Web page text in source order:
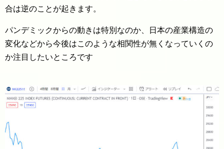
合は逆のことが起きます。
パンデミックからの動きは特別なのか、日本の産業構造の
変化などから今後はこのような相関性が無くなっていくの
か注目したいところです